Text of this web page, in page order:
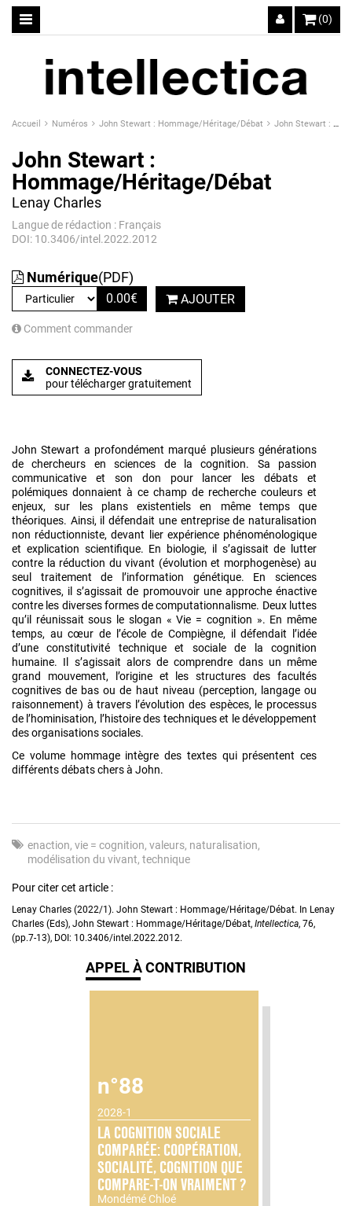
(0)
Accueil Numéros John Stewart : Hommage/Héritage/Débat John Stewart : Hommage/Héritage/Débat
John Stewart :
Hommage/Héritage/Débat
Lenay Charles
Langue de rédaction : Français
DOI: 10.3406/intel.2022.2012
Numérique(PDF)
0.00€ AJOUTER
Comment commander
CONNECTEZ-VOUS
pour télécharger gratuitement
John Stewart a profondément marqué plusieurs générations
de chercheurs en sciences de la cognition. Sa passion
communicative et son don pour lancer les débats et
polémiques donnaient à ce champ de recherche couleurs et
enjeux, sur les plans existentiels en même temps que
théoriques. Ainsi, il défendait une entreprise de naturalisation
non réductionniste, devant lier expérience phénoménologique
et explication scientifique. En biologie, il s’agissait de lutter
contre la réduction du vivant (évolution et morphogenèse) au
seul traitement de l’information génétique. En sciences
cognitives, il s’agissait de promouvoir une approche énactive
contre les diverses formes de computationnalisme. Deux luttes
qu’il réunissait sous le slogan « Vie = cognition ». En même
temps, au cœur de l’école de Compiègne, il défendait l’idée
d’une constitutivité technique et sociale de la cognition
humaine. Il s’agissait alors de comprendre dans un même
grand mouvement, l’origine et les structures des facultés
cognitives de bas ou de haut niveau (perception, langage ou
raisonnement) à travers l’évolution des espèces, le processus
de l’hominisation, l’histoire des techniques et le développement
des organisations sociales.
Ce volume hommage intègre des textes qui présentent ces
différents débats chers à John.
enaction vie = cognition valeurs naturalisation
modélisation du vivant technique
Pour citer cet article :
Lenay Charles (2022/1). John Stewart : Hommage/Héritage/Débat. In Lenay
Charles (Eds), John Stewart : Hommage/Héritage/Débat, Intellectica, 76,
(pp.7-13), DOI: 10.3406/intel.2022.2012.
APPEL À CONTRIBUTION
n°88
2028-1
LA COGNITION SOCIALE
COMPARÉE: COOPÉRATION,
SOCIALITÉ, COGNITION QUE
COMPARE-T-ON VRAIMENT ?
Mondémé Chloé